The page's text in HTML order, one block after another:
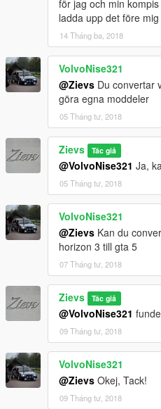
för jag och min
ladda upp det före mig
14 Tháng ba, 2018
VolvoNise321
@Zievs Du convertar
göra egna moddeler
05 Tháng tư, 2018
Zievs Tác giả
@VolvoNise321 Ja,
05 Tháng tư, 2018
VolvoNise321
@Zievs Kan du
horizon 3 till gta 5
07 Tháng tư, 2018
Zievs Tác giả
@VolvoNise321
09 Tháng tư, 2018
VolvoNise321
@Zievs Okej, Tack!
09 Tháng tư, 2018